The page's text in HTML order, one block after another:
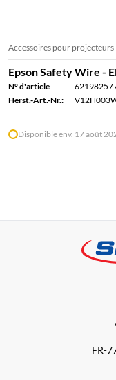
Accessoires pour projecteurs
Epson Safety Wire -
N° d'article
Herst.-Art.-Nr.:
Disponible env. 17 août
FR-